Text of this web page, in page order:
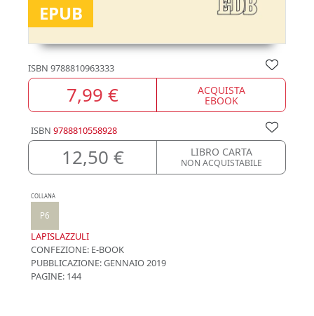
EPUB
ISBN 9788810963333
7,99 € ACQUISTA
EBOOK
ISBN 9788810558928
12,50 € LIBRO CARTA
NON ACQUISTABILE
COLLANA
P6
LAPISLAZZULI
CONFEZIONE: E-BOOK
PUBBLICAZIONE:GENNAIO 2019
PAGINE: 144